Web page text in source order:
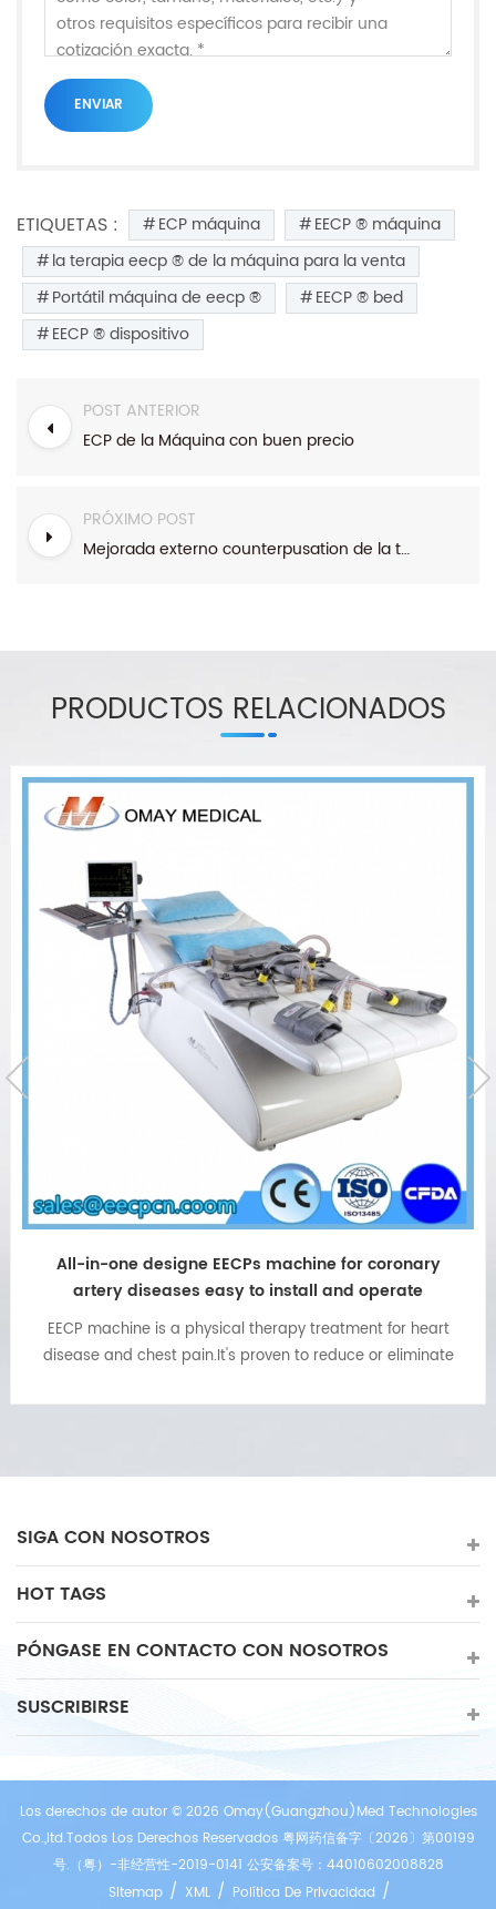
ETIQUETAS : ECP máquina
EECP ® máquina
la terapia eecp ® de la máquina para la venta
Portátil máquina de eecp ®
EECP ® bed
EECP ® dispositivo
POST ANTERIOR
ECP de la Máquina con buen precio
PRÓXIMO POST
Mejorada externo counterpusation de la terapia de la máquina
PRODUCTOS RELACIONADOS
All-in-one designe EECPs machine for coronary
artery diseases easy to install and operate
EECP machine is a physical therapy treatment for heart
disease and chest pain.It's proven to reduce or eliminate
heart disease(heart attack) and blockage of the arteries.
SIGA CON NOSOTROS
HOT TAGS
PÓNGASE EN CONTACTO CON NOSOTROS
SUSCRIBIRSE
Los derechos de autor © 2026 Omay(Guangzhou)Med Technologies
Co.,ltd.Todos Los Derechos Reservados 粤网药信备字〔2026〕第00199
号.（粤）-非经营性-2019-0141 公安备案号：44010602008828
Sitemap / XML / Política De Privacidad /